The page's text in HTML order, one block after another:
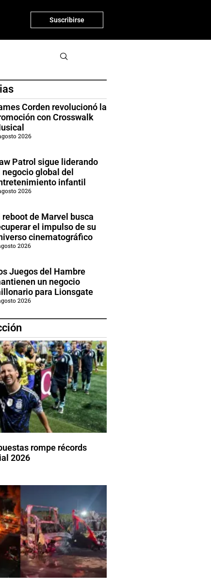
Suscribirse
Corden revolucionó la
con Crosswalk
2026
Patrol sigue liderando
negocio global del
infantil
2026
reboot de Marvel busca
el impulso de su
cinematográfico
2026
Juegos del Hambre
un negocio
para Lionsgate
2026
rompe récords
2026